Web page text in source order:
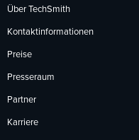
Über TechSmith
Kontaktinformationen
Preise
Presseraum
Partner
Karriere